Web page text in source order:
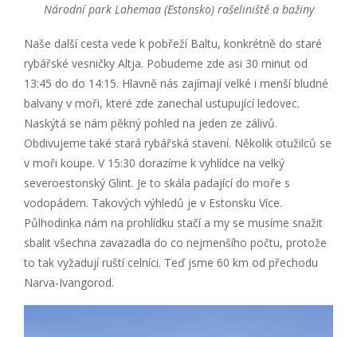
Národní park Lahemaa (Estonsko) rašeliniště a bažiny
Naše další cesta vede k pobřeží Baltu, konkrétně do staré
rybářské vesničky Altja. Pobudeme zde asi 30 minut od
13:45 do do 14:15. Hlavně nás zajímají velké i menší bludné
balvany v moři, které zde zanechal ustupující ledovec.
Naskýtá se nám pěkný pohled na jeden ze zálivů.
Obdivujeme také stará rybářská stavení. Několik otužilců se
v moři koupe. V 15:30 dorazíme k vyhlídce na velký
severoestonský Glint. Je to skála padající do moře s
vodopádem. Takových výhledů je v Estonsku Více.
Půlhodinka nám na prohlídku stačí a my se musíme snažit
sbalit všechna zavazadla do co nejmenšího počtu, protože
to tak vyžadují ruští celníci. Teď jsme 60 km od přechodu
Narva-Ivangorod.